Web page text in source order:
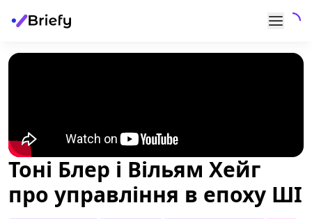
Тоні Блер і Вільям Хейг
про управління в епоху ШІ